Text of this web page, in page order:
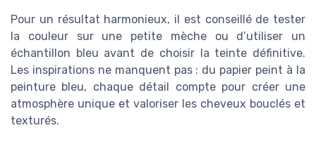
Pour un résultat harmonieux, il est conseillé de tester
la couleur sur une petite mèche ou d’utiliser un
échantillon bleu avant de choisir la teinte définitive.
Les inspirations ne manquent pas : du papier peint à la
peinture bleu, chaque détail compte pour créer une
atmosphère unique et valoriser les cheveux bouclés et
texturés.